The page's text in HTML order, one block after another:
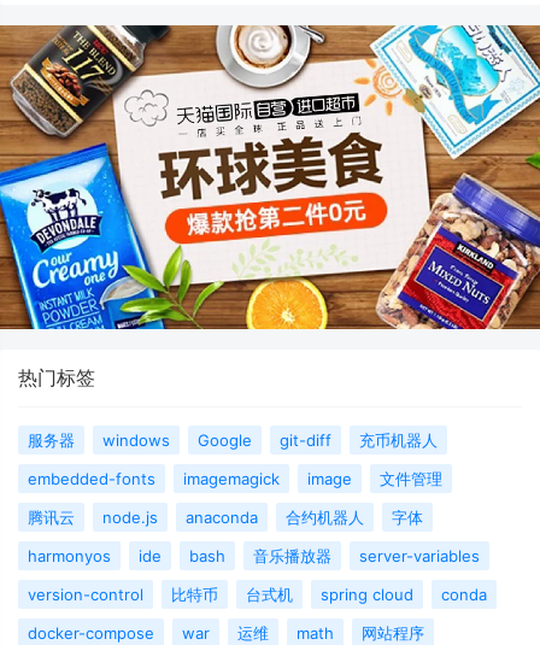
热门标签
服务器 windows Google git-diff
充币机器人
embedded-fonts
imagemagick image
文件管理
腾讯云
node.js anaconda 合约机器人
字体
harmonyos
ide bash 音乐播放器
server-variables
version-control
比特币 台式机 spring cloud
conda
docker-compose
war 运维 math
网站程序